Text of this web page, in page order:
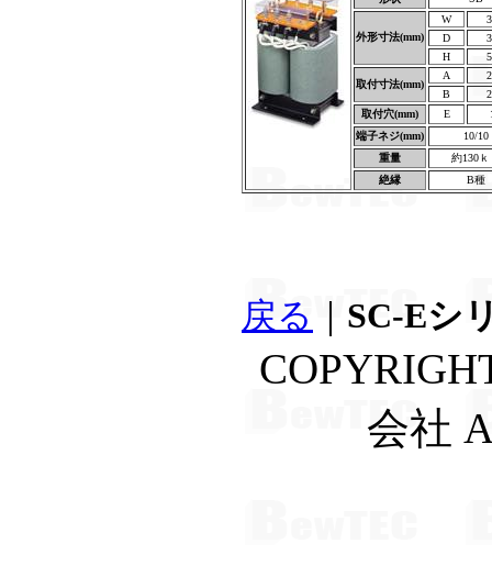
外形寸法(mm)
W
D
H
取付寸法(mm)
A
B
取付穴(mm)
E
端子ネジ(mm)
10/10
重量
約130ｋ
絶縁
B種
戻る SC-Eシ
会社